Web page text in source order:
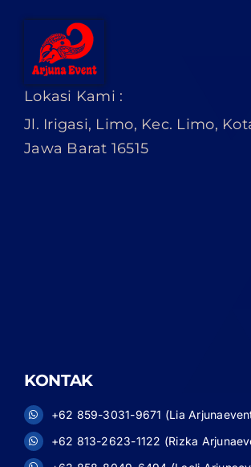
Lokasi Kami :
Jl. Irigasi, Limo, Kec. Limo,
Jawa Barat 16515
KONTAK
+62 859-3031-9671 (Lia
+62 813-2623-1122 (Rizka